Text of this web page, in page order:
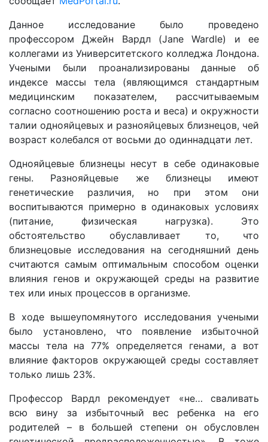
Данное исследование было проведено
профессором Джейн Вардл (Jane Wardle) и ее
коллегами из Университетского колледжа Лондона.
Учеными были проанализированы данные об
индексе массы тела (являющимся стандартным
медицинским показателем, рассчитываемым
согласно соотношению роста и веса) и окружности
талии однояйцевых и разнояйцевых близнецов, чей
возраст колебался от восьми до одиннадцати лет.
Однояйцевые близнецы несут в себе одинаковые
гены. Разнояйцевые же близнецы имеют
генетические различия, но при этом они
воспитываются примерно в одинаковых условиях
(питание, физическая нагрузка). Это
обстоятельство обуславливает то, что
близнецовые исследования на сегодняшний день
считаются самым оптимальным способом оценки
влияния генов и окружающей среды на развитие
тех или иных процессов в организме.
В ходе вышеупомянутого исследования учеными
было установлено, что появление избыточной
массы тела на 77% определяется генами, а вот
влияние факторов окружающей среды составляет
только лишь 23%.
Профессор Вардл рекомендует «не… сваливать
всю вину за избыточный вес ребенка на его
родителей – в большей степени он обусловлен